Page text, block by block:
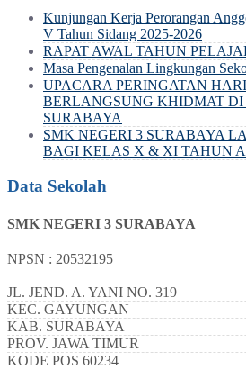
Kunjungan Kerja Perorangan
V Tahun Sidang 2025-2026
RAPAT AWAL TAHUN
Masa Pengenalan Lingkungan
UPACARA PERINGATAN
BERLANGSUNG KHIDMAT DI
SURABAYA
SMK NEGERI 3 SURABAYA
BAGI KELAS X & XI TAHUN
Data Sekolah
SMK NEGERI 3 SURABAYA
NPSN : 20532195
JL. JEND. A. YANI NO. 319
KEC. GAYUNGAN
KAB. SURABAYA
PROV. JAWA TIMUR
KODE POS 60234